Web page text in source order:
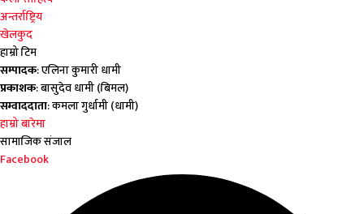
अन्तर्राष्ट्रिय
खेलकुद
हाम्रो टिम
सम्पादक: एलिना कुमारी धामी
प्रकाशक: बासुदेव धामी (बिमल)
सम्वाददाता: कमला गुर्धामी (धामी)
हाम्रो बारेमा
सामाजिक संजाल
Facebook